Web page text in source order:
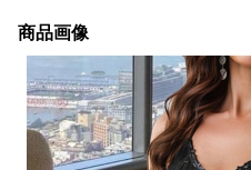
商品画像